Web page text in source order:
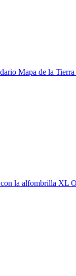
Mapa de la
la alfombrilla XL